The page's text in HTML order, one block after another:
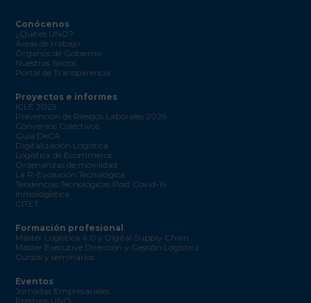
Conócenos
¿Qué es UNO?
Áreas de trabajo
Órganos de Gobierno
Nuestros Socios
Portal de Transparencia
Proyectos e informes
ICLE 2023
Prevención de Riesgos Laborales 2026
Convenios Colectivos
Guía DeCA
Digitalización Logística
Logística de Ecommerce
Ordenanzas de movilidad
La R-Evolución Tecnológica
Tendencias Tecnológicas Post Covid-19
Inmologística
CITET
Formación profesional
Máster Logística 4.0 y Digital Supply Chain
Máster Executive Dirección y Gestión Logística
Cursos y seminarios
Eventos
Jornadas Empresariales
Premios UNO